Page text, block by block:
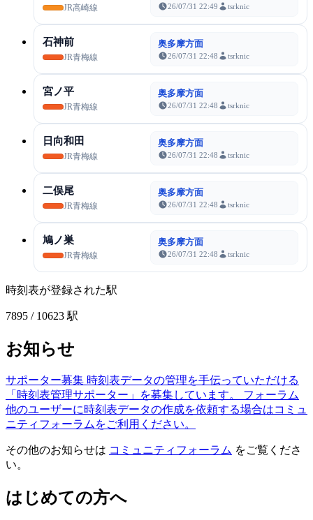
JR高崎線 26/07/31 22:49 tsrknic
石神前
JR青梅線
奥多摩方面
26/07/31 22:48 tsrknic
宮ノ平
JR青梅線
奥多摩方面
26/07/31 22:48 tsrknic
日向和田
JR青梅線
奥多摩方面
26/07/31 22:48 tsrknic
二俣尾
JR青梅線
奥多摩方面
26/07/31 22:48 tsrknic
鳩ノ巣
JR青梅線
奥多摩方面
26/07/31 22:48 tsrknic
時刻表が登録された駅
7895 / 10623 駅
お知らせ
サポーター募集 時刻表データの管理を手伝っていただける
「時刻表管理サポーター」を募集しています。
フォーラム
他のユーザーに時刻表データの作成を依頼する場合はコミュ
ニティフォーラムをご利用ください。
その他のお知らせは コミュニティフォーラム をご覧くださ
い。
はじめての方へ